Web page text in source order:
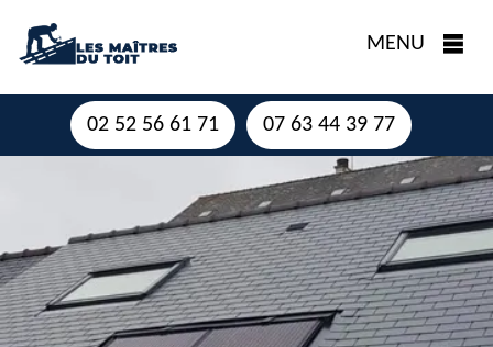
MENU
02 52 56 61 71 07 63 44 39 77